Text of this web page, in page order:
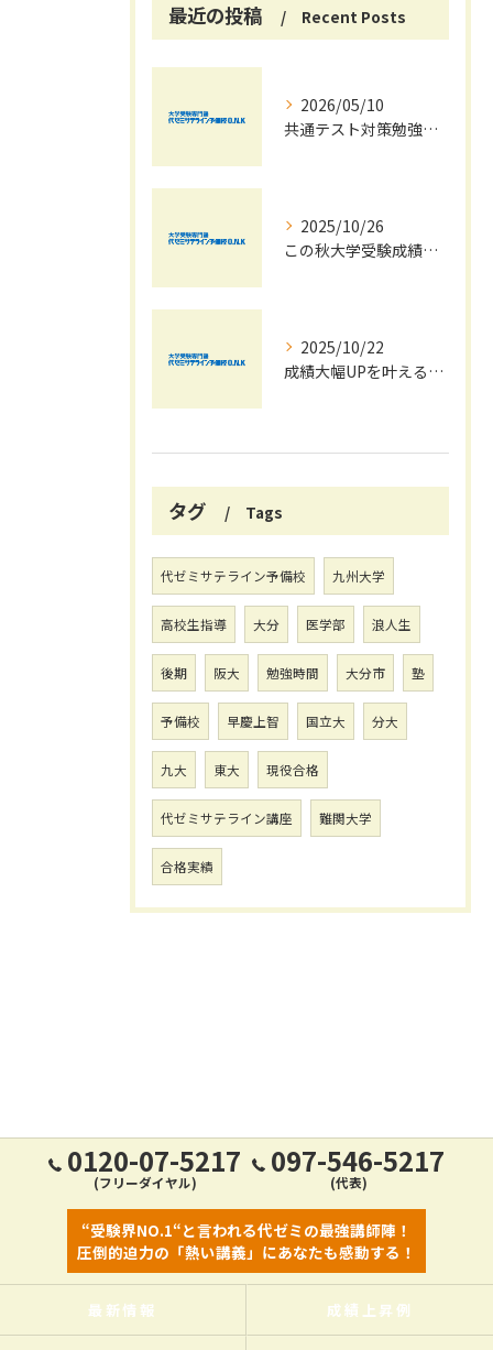
最近の投稿 Recent Posts
2026/05/10
共通テスト対策勉強は早めに始めましょう！
2025/10/26
この秋大学受験成績大幅UPの秘訣
2025/10/22
成績大幅UPを叶える秋の効率学習法
タグ Tags
代ゼミサテライン予備校 九州大学
高校生指導 大分 医学部 浪人生
後期 阪大 勉強時間 大分市 塾
予備校 早慶上智 国立大 分大
九大 東大 現役合格
代ゼミサテライン講座 難関大学
合格実績
0120-07-5217
(フリーダイヤル)
097-546-5217
(代表)
“受験界NO.1“と言われる代ゼミの最強講師陣！
圧倒的迫力の「熱い講義」にあなたも感動する！
最新情報 成績上昇例